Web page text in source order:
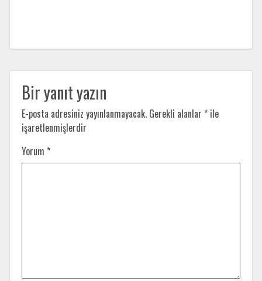
Bir yanıt yazın
E-posta adresiniz yayınlanmayacak. Gerekli alanlar * ile
işaretlenmişlerdir
Yorum *